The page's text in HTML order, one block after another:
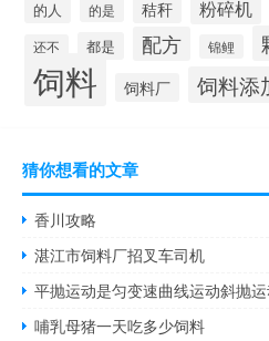
的人 的是 秸秆 粉碎机
还不 都是 配方 锦鲤
饲料 饲料厂 饲料添
猜你想看的文章
香川攻略
湛江市饲料厂招叉车司机
平抛运动是匀变速曲线运动斜抛
哺乳母猪一天吃多少饲料